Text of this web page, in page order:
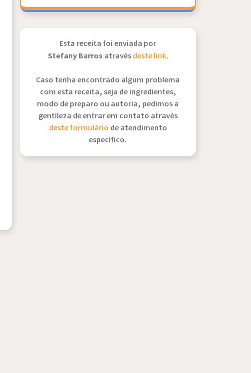
Esta receita foi enviada por
Stefany Barros atravésdeste link.
Caso tenha encontrado algum problema
com esta receita, seja de ingredientes,
modo de preparo ou autoria, pedimos a
gentileza de entrar em contato através
deste formulário de atendimento
específico.